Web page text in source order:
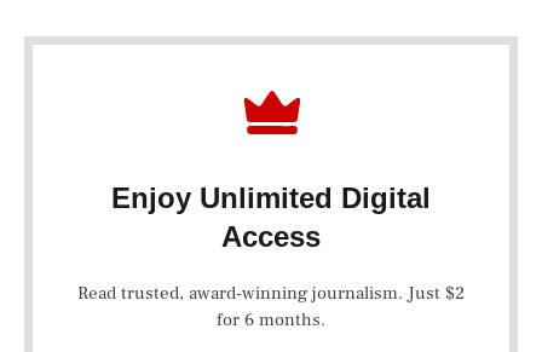
Enjoy Unlimited Digital
Access
Read trusted, award-winning journalism. Just $2
for 6 months.